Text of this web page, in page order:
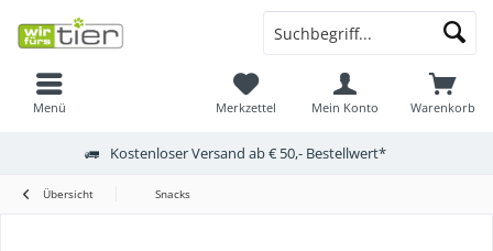
Menü Warenkorb
Merkzettel Mein Konto
Kostenloser Versand ab € 50,- Bestellwert*
Übersicht Snacks